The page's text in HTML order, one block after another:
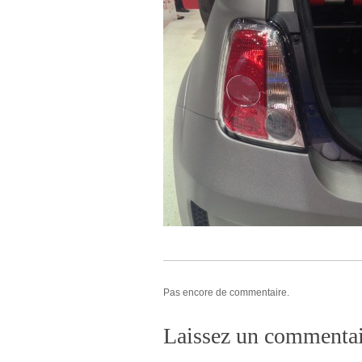
Pas encore de commentaire.
Laissez un